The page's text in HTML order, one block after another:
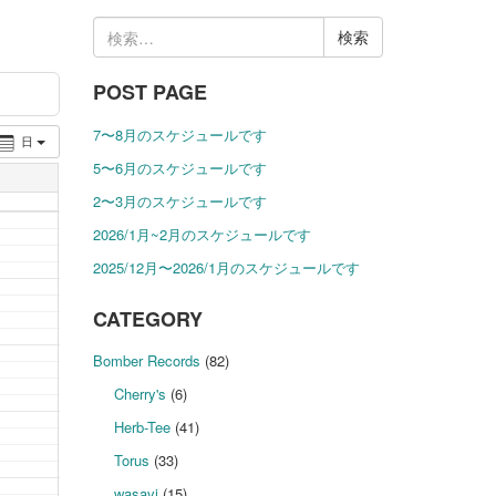
日
検
索:
POST PAGE
7〜8月のスケジュールです
5〜6月のスケジュールです
2〜3月のスケジュールです
2026/1月~2月のスケジュールです
2025/12月〜2026/1月のスケジュールです
CATEGORY
Bomber Records (82)
Cherry's (6)
Herb-Tee (41)
Torus (33)